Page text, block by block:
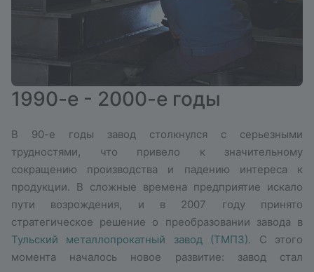
1990-е - 2000-е годы
В 90-е годы завод столкнулся с серьезными
трудностями, что привело к значительному
сокращению производства и падению интереса к
продукции. В сложные времена предприятие искало
пути возрождения, и в 2007 году принято
стратегическое решение о преобразовании завода в
Тульский металлопрокатный завод (ТМПЗ). С этого
момента началось новое развитие: завод стал